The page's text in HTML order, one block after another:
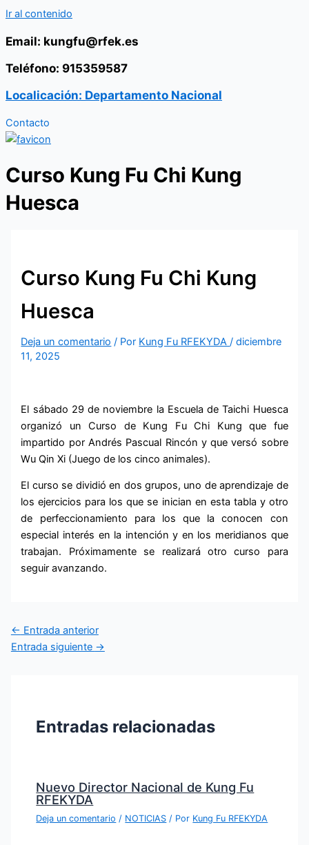
Ir al contenido
Email: kungfu@rfek.es
Teléfono: 915359587
Localicación: Departamento Nacional
Contacto
Curso Kung Fu Chi Kung
Huesca
Curso Kung Fu Chi Kung
Huesca
Deja un comentario / Por Kung Fu RFEKYDA/diciembre
11, 2025
El sábado 29 de noviembre la Escuela de Taichi Huesca
organizó un Curso de Kung Fu Chi Kung que fue
impartido por Andrés Pascual Rincón y que versó sobre
Wu Qin Xi (Juego de los cinco animales).
El curso se dividió en dos grupos, uno de aprendizaje de
los ejercicios para los que se inician en esta tabla y otro
de perfeccionamiento para los que la conocen con
especial interés en la intención y en los meridianos que
trabajan. Próximamente se realizará otro curso para
seguir avanzando.
← Entrada anterior
Entrada siguiente →
Entradas relacionadas
Nuevo Director Nacional de Kung Fu
RFEKYDA
Deja un comentario / NOTICIAS / Por Kung Fu RFEKYDA